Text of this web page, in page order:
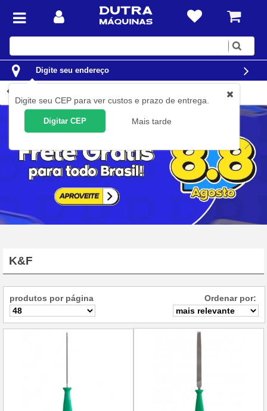
Digite
Digite seu endereço
Digite seu CEP para ver custos e prazo de entrega.
Digitar CEP Mais tarde
K&F
produtos por página Ordenar por: